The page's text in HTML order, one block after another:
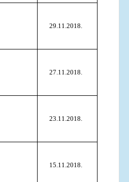
29.11.2018.
27.11.2018.
23.11.2018.
15.11.2018.